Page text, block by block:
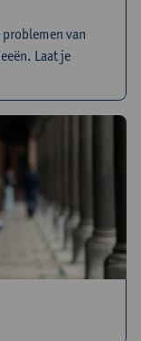
van
Laat je